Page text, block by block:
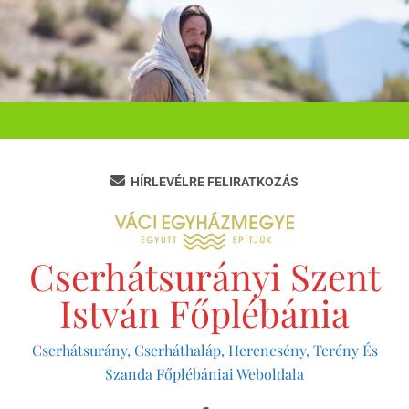
Ugrás
tartalomra
Cserhátsurányi Szent
István Főplébánia
Cserhátsurány, Cserháthaláp, Herencsény, Terény És
Szanda Főplébániai Weboldala
HÍRLEVÉLRE FELIRATKOZÁS